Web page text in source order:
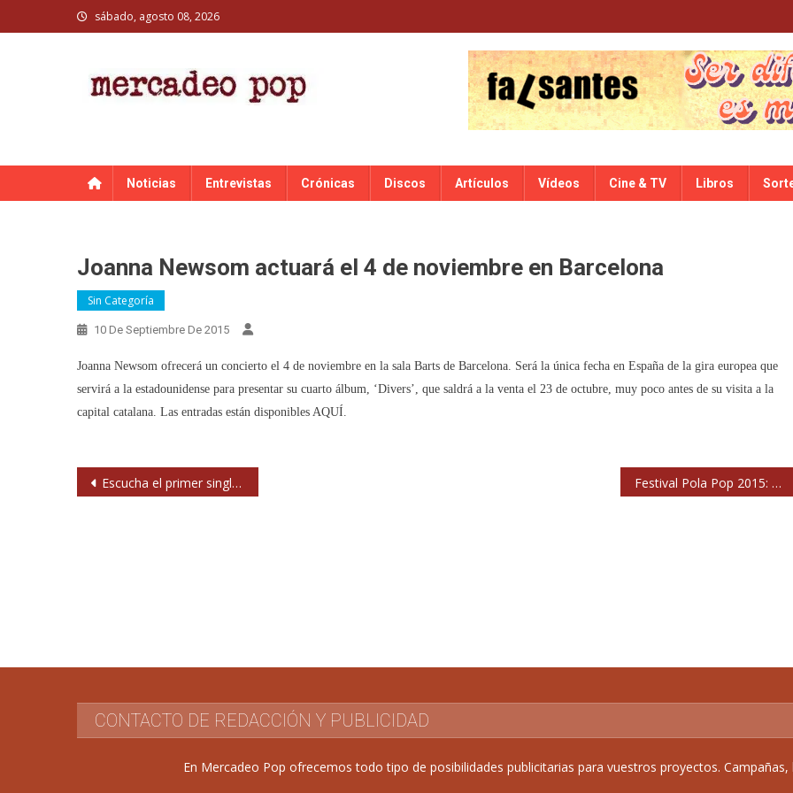
to
sábado, agosto 08, 2026
Noticias Entrevistas Crónicas Discos Artículos Vídeos Cine & TV Libros
Joanna Newsom actuará el 4 de noviembre en Barcelona
Sin Categoría
10 De Septiembre De 2015
Joanna Newsom ofrecerá un concierto el 4 de noviembre en la sala Barts de Barcelona. Será la única fecha en España de la gira europea que
servirá a la estadounidense para presentar su cuarto álbum, ‘Divers’, que saldrá a la venta el 23 de octubre, muy poco antes de su visita a la
capital catalana. Las entradas están disponibles AQUÍ.
Navegación
Escucha el primer single del nuevo disco de Dave Gahan con Soulsavers Festival Pola Pop 2015: Neuman, The Noises, Dinero, Summer Riders, Boreal, Cachorro…
CONTACTO DE REDACCIÓN Y PUBLICIDAD
En Mercadeo Pop ofrecemos todo tipo de posibilidades publicitarias para vuestros proyectos. Campañas,